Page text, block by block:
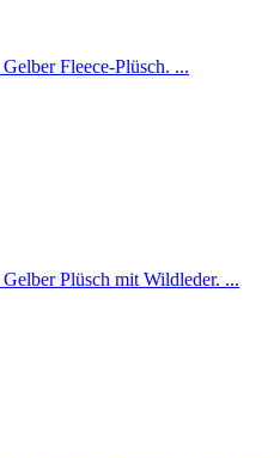
Fleece-Plüsch. ...
Plüsch mit Wildleder. ...